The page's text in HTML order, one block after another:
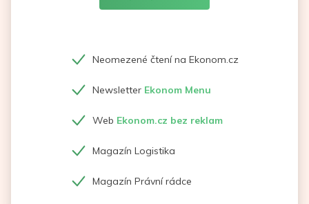
Neomezené čtení na Ekonom.cz
Newsletter Ekonom Menu
Web Ekonom.cz bez reklam
Magazín Logistika
Magazín Právní rádce